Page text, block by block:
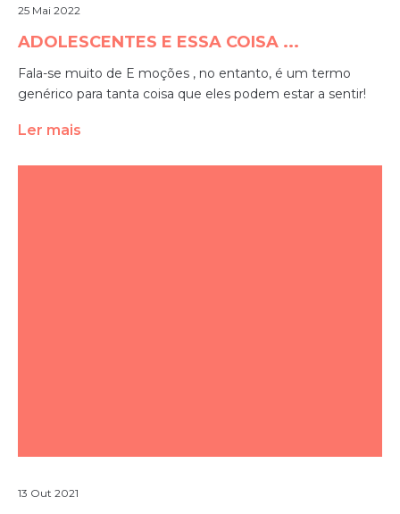
25 Mai 2022
ADOLESCENTES E ESSA COISA ...
Fala-se muito de E moções , no entanto, é um termo
genérico para tanta coisa que eles podem estar a sentir!
Ler mais
13 Out 2021